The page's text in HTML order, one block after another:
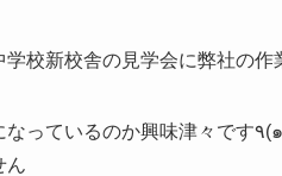
校新校舎の見学会に弊社の
ん